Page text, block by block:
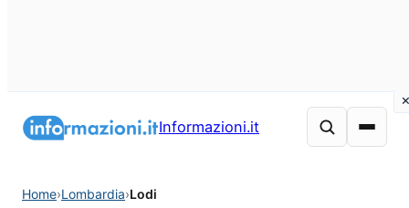
Informazioni.it
Home›Lombardia›Lodi